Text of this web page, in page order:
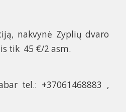
nakvynė Zyplių dvaro
tik 45 €/2 asm.
tel.: +37061468883 ,